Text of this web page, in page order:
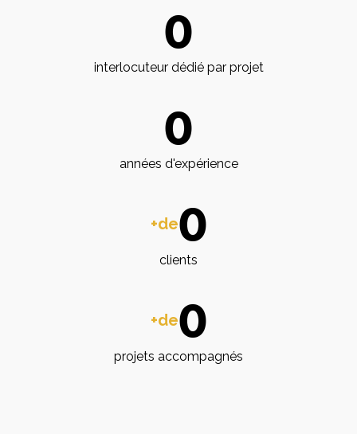
0
interlocuteur dédié par projet
0
années d'expérience
+de0
clients
+de0
projets accompagnés